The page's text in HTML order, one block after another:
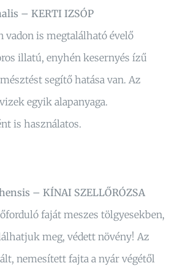
– KERTI IZSÓP
vadon is megtalálható évelő
illatú, enyhén kesernyés ízű
segítő hatása van. Az
egyik alapanyaga.
is használatos.
– KÍNAI SZELLŐRÓZSA
faját meszes tölgyesekben,
meg, védett növény! Az
nemesített fajta a nyár végétől